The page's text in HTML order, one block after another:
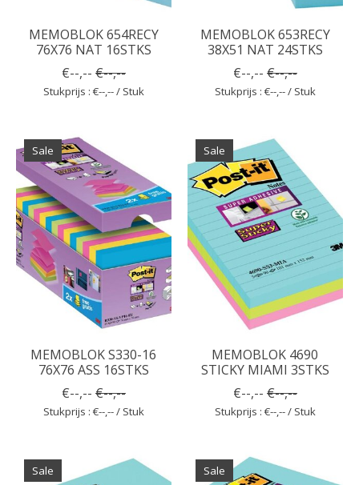
MEMOBLOK 654RECY
76X76 NAT 16STKS
€--,-- €--,--
Stukprijs : €--,-- / Stuk
MEMOBLOK 653RECY
38X51 NAT 24STKS
€--,-- €--,--
Stukprijs : €--,-- / Stuk
Sale
MEMOBLOK S330-16
76X76 ASS 16STKS
€--,-- €--,--
Stukprijs : €--,-- / Stuk
Sale
MEMOBLOK 4690
STICKY MIAMI 3STKS
€--,-- €--,--
Stukprijs : €--,-- / Stuk
Sale Sale